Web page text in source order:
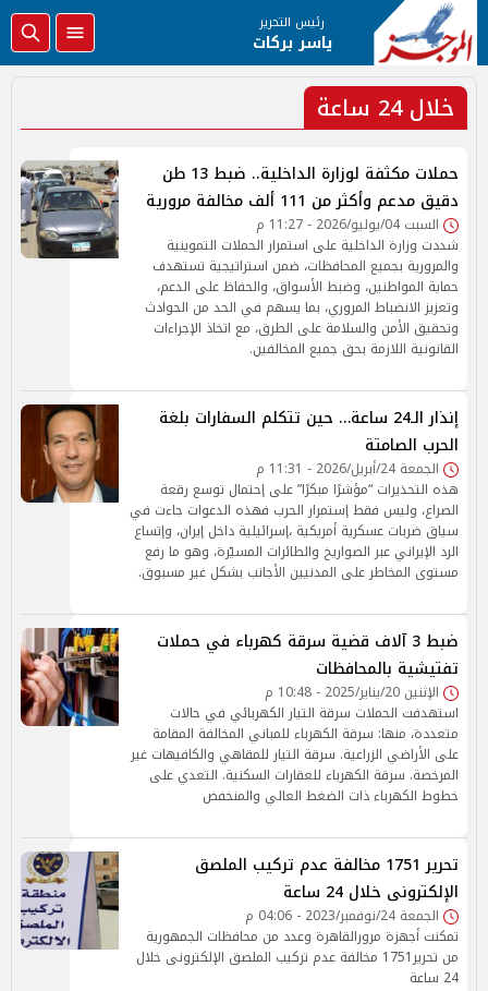
رئيس التحرير
ياسر بركات
خلال 24 ساعة
حملات مكثفة لوزارة الداخلية.. ضبط 13 طن
دقيق مدعم وأكثر من 111 ألف مخالفة مرورية
السبت 04/يوليو/2026 - 11:27 م
شددت وزارة الداخلية على استمرار الحملات التموينية
والمرورية بجميع المحافظات، ضمن استراتيجية تستهدف
حماية المواطنين، وضبط الأسواق، والحفاظ على الدعم،
وتعزيز الانضباط المروري، بما يسهم في الحد من الحوادث
وتحقيق الأمن والسلامة على الطرق، مع اتخاذ الإجراءات
القانونية اللازمة بحق جميع المخالفين.
إنذار الـ24 ساعة… حين تتكلم السفارات بلغة
الحرب الصامتة
الجمعة 24/أبريل/2026 - 11:31 م
هذه التحذيرات “مؤشرًا مبكرًا” على إحتمال توسع رقعة
الصراع، وليس فقط إستمرار الحرب فهذه الدعوات جاءت في
سياق ضربات عسكرية أمريكية ،إسرائيلية داخل إيران، وإتساع
الرد الإيراني عبر الصواريخ والطائرات المسيّرة، وهو ما رفع
مستوى المخاطر على المدنيين الأجانب بشكل غير مسبوق.
ضبط 3 آلاف قضية سرقة كهرباء في حملات
تفتيشية بالمحافظات
الإثنين 20/يناير/2025 - 10:48 م
استهدفت الحملات سرقة التيار الكهربائي في حالات
متعددة، منها: سرقة الكهرباء للمباني المخالفة المقامة
على الأراضي الزراعية. سرقة التيار للمقاهي والكافيهات غير
المرخصة. سرقة الكهرباء للعقارات السكنية. التعدي على
خطوط الكهرباء ذات الضغط العالي والمنخفض
تحرير 1751 مخالفة عدم تركيب الملصق
الإلكترونى خلال 24 ساعة
الجمعة 24/نوفمبر/2023 - 04:06 م
تمكنت أجهزة مرورالقاهرة وعدد من محافظات الجمهورية
من تحرير1751 مخالفة عدم تركيب الملصق الإلكترونى خلال
24 ساعة